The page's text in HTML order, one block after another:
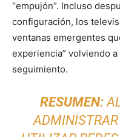
“empujón”. Incluso
configuración, los
ventanas emergentes
experiencia” volviendo
seguimiento.
RESUMEN: